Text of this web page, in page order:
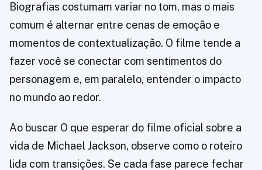
Biografias costumam variar no tom, mas o mais
comum é alternar entre cenas de emoção e
momentos de contextualização. O filme tende a
fazer você se conectar com sentimentos do
personagem e, em paralelo, entender o impacto
no mundo ao redor.
Ao buscar O que esperar do filme oficial sobre a
vida de Michael Jackson, observe como o roteiro
lida com transições. Se cada fase parece fechar